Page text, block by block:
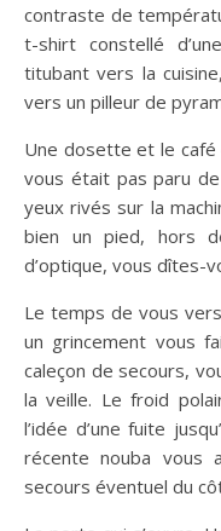
contraste de
t-shirt constellé
titubant vers la
vers un pilleur de
Une dosette et le café
vous était pas paru
yeux rivés sur la
bien un pied, hors
d’optique, vous dîtes-
Le temps de vous
un grincement vous
caleçon de secours,
la veille. Le froid
l’idée d’une fuite
récente nouba vous
secours éventuel du